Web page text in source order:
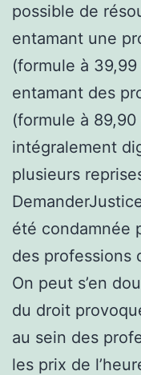
possible de
entamant une
(formule à
entamant des
(formule à
intégralement
plusieurs
été condamnée
des professions
On peut s’en
du droit
au sein des
les prix de